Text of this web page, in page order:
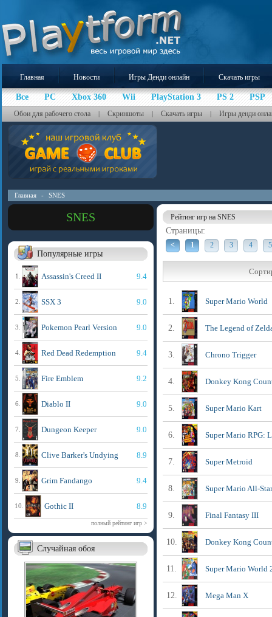
Главная Новости Игры Денди онлайн Скачать игры
Все PC Xbox 360 Wii PlayStation 3 PS 2 PSP
Обои для рабочего стола | Скриншоты | Скачать игры | Игры денди
Главная - SNES
SNES
Популярные игры
1. Assassin's Creed II 9.4
2. SSX 3 9.0
3. Pokemon Pearl Version 9.0
4. Red Dead Redemption 9.4
5. Fire Emblem 9.2
6. Diablo II 9.0
7. Dungeon Keeper 9.0
8. Clive Barker's Undying 8.9
9. Grim Fandango 9.4
10. Gothic II 8.9
полный рейтинг игр >
Случайная обоя
Рейтинг игр на SNES
Страницы:
< 1 2 3 4 5
1. Super Mario World
2. The Legend of
3. Chrono Trigger
4. Donkey Kong
5. Super Mario Kart
6. Super Mario RPG:
7. Super Metroid
8. Super Mario All-
9. Final Fantasy III
10. Donkey Kong
11. Super Mario World
12. Mega Man X